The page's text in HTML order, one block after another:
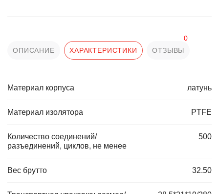
ОПИСАНИЕ ХАРАКТЕРИСТИКИ ОТЗЫВЫ
0
Материал корпуса латунь
Материал изолятора PTFE
Количество соединений/
разъединений, циклов, не менее
500
Вес брутто 32.50